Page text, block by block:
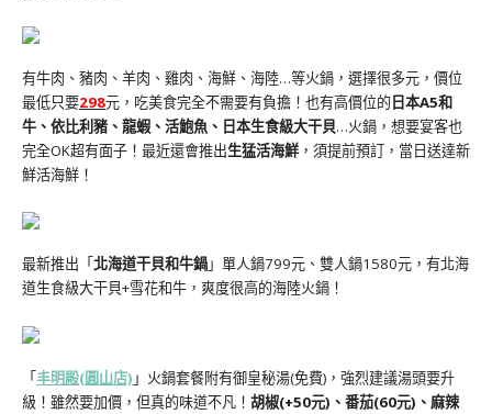
有牛肉、豬肉、羊肉、雞肉、海鮮、海陸…等火鍋，選擇很多元，價位
最低只要298元，吃美食完全不需要有負擔！也有高價位的日本A5和
牛、依比利豬、龍蝦、活鮑魚、日本生食級大干貝…火鍋，想要宴客也
完全OK超有面子！最近還會推出生猛活海鮮，須提前預訂，當日送達新
鮮活海鮮！
最新推出「北海道干貝和牛鍋」單人鍋799元、雙人鍋1580元，有北海
道生食級大干貝+雪花和牛，爽度很高的海陸火鍋！
「丰明殿(圓山店) 」火鍋套餐附有御皇秘湯(免費)，強烈建議湯頭要升
級！雖然要加價，但真的味道不凡！ 胡椒(+50元)、番茄(60元)、麻辣